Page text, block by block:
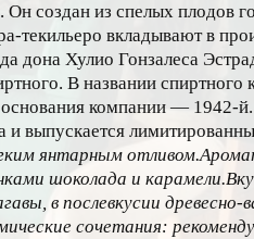
Он создан из спелых плодов
текильеро вкладывают в
дона Хулио Гонзалеса
В названии спиртного
компании — 1942-
и выпускается
янтарным
шоколада и
в послевкусии
сочетания: